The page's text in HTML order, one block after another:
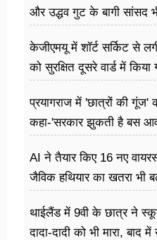
और उद्धव गुट के बागी सांसद
केजीएमयू में शॉर्ट सर्किट से
को सुरक्षित दूसरे वार्ड में किया
प्रयागराज में 'छात्रों की गूंज'
कहा-'सरकार झुकती है बस
AI ने तैयार किए 16 नए
जैविक हथियार का खतरा भी
थाईलैंड में 9वी के छात्र ने
दादा-दादी को भी मारा, बाद